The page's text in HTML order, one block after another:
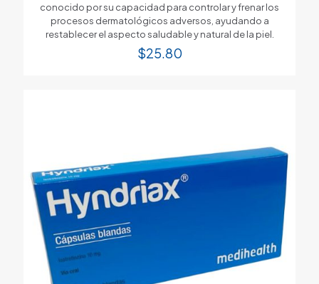
conocido por su capacidad para controlar y frenar los
procesos dermatológicos adversos, ayudando a
restablecer el aspecto saludable y natural de la piel.
$25.80